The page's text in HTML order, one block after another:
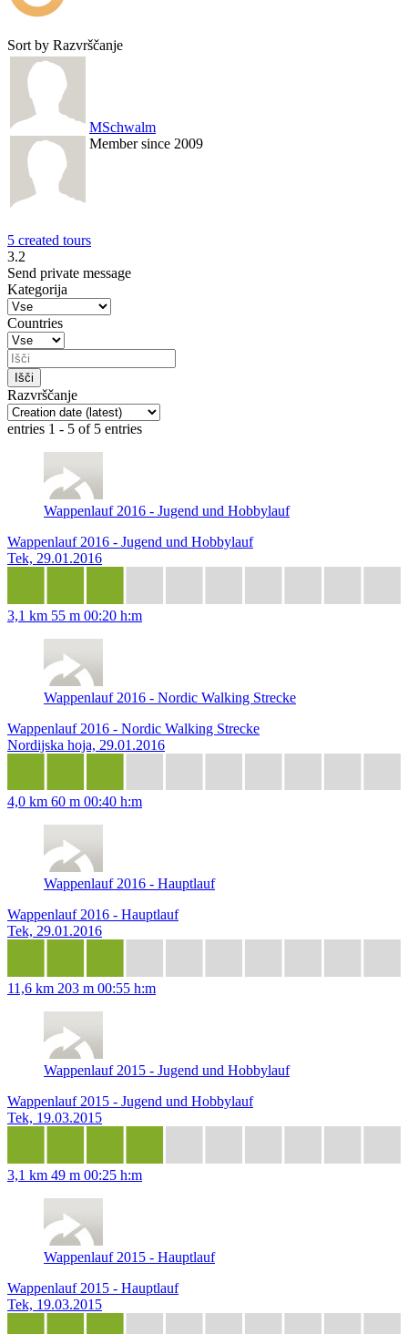
Sort by Razvrščanje
MSchwalm
Member since 2009
5 created tours
3.2
Send private message
Kategorija
Countries
Razvrščanje
entries 1 - 5 of 5 entries
Wappenlauf 2016 - Jugend und Hobbylauf
Wappenlauf 2016 - Jugend und Hobbylauf
Tek, 29.01.2016
3,1 km 55 m 00:20 h:m
Wappenlauf 2016 - Nordic Walking Strecke
Wappenlauf 2016 - Nordic Walking Strecke
Nordijska hoja, 29.01.2016
4,0 km 60 m 00:40 h:m
Wappenlauf 2016 - Hauptlauf
Wappenlauf 2016 - Hauptlauf
Tek, 29.01.2016
11,6 km 203 m 00:55 h:m
Wappenlauf 2015 - Jugend und Hobbylauf
Wappenlauf 2015 - Jugend und Hobbylauf
Tek, 19.03.2015
3,1 km 49 m 00:25 h:m
Wappenlauf 2015 - Hauptlauf
Wappenlauf 2015 - Hauptlauf
Tek, 19.03.2015